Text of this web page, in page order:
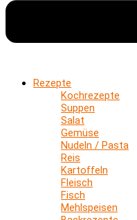
Rezepte
Kochrezepte
Suppen
Salat
Gemüse
Nudeln / Pasta
Reis
Kartoffeln
Fleisch
Fisch
Mehlspeisen